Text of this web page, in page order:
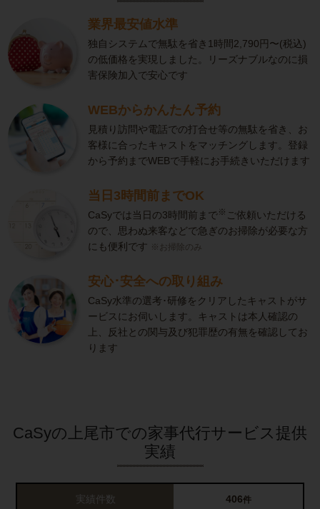
業界最安値水準
独自システムで無駄を省き1時間2,790円〜(税込)
の低価格を実現しました。リーズナブルなのに損
害保険加入で安心です
WEBからかんたん予約
見積り訪問や電話での打合せ等の無駄を省き、お
客様に合ったキャストをマッチングします。登録
から予約までWEBで手軽にお手続きいただけます
当日3時間前までOK
CaSyでは当日の3時間前まで※ ご依頼いただける
ので、思わぬ来客などで急ぎのお掃除が必要な方
にも便利です ※お掃除のみ
安心･安全への取り組み
CaSy水準の選考･研修をクリアしたキャストがサ
ービスにお伺いします。キャストは本人確認の
上、反社との関与及び犯罪歴の有無を確認してお
ります
CaSyの上尾市での家事代行サービス提供
実績
実績件数 406件